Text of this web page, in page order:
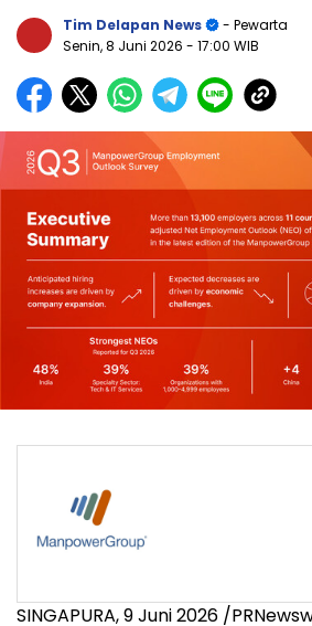
Tim Delapan News
- Pewarta
Senin, 8 Juni 2026 - 17:00 WIB
SINGAPURA, 9 Juni 2026 /